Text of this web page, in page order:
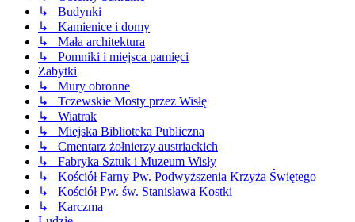
↳ Budynki
↳ Kamienice i domy
↳ Mała architektura
↳ Pomniki i miejsca pamięci
Zabytki
↳ Mury obronne
↳ Tczewskie Mosty przez Wisłę
↳ Wiatrak
↳ Miejska Biblioteka Publiczna
↳ Cmentarz żołnierzy austriackich
↳ Fabryka Sztuk i Muzeum Wisły
↳ Kościół Farny Pw. Podwyższenia Krzyża Świętego
↳ Kościół Pw. św. Stanisława Kostki
↳ Karczma